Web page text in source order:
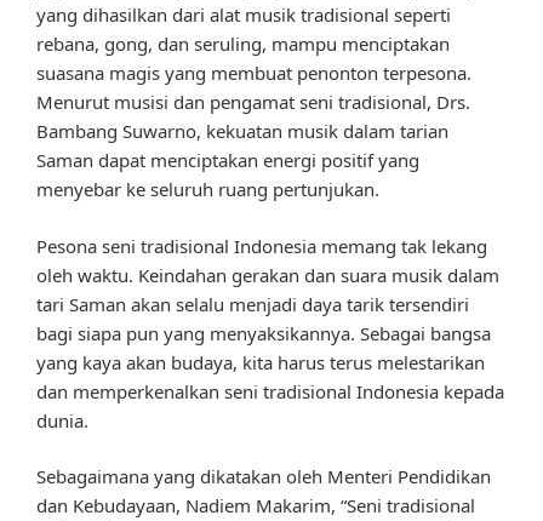
yang dihasilkan dari alat musik tradisional seperti
rebana, gong, dan seruling, mampu menciptakan
suasana magis yang membuat penonton terpesona.
Menurut musisi dan pengamat seni tradisional, Drs.
Bambang Suwarno, kekuatan musik dalam tarian
Saman dapat menciptakan energi positif yang
menyebar ke seluruh ruang pertunjukan.
Pesona seni tradisional Indonesia memang tak lekang
oleh waktu. Keindahan gerakan dan suara musik dalam
tari Saman akan selalu menjadi daya tarik tersendiri
bagi siapa pun yang menyaksikannya. Sebagai bangsa
yang kaya akan budaya, kita harus terus melestarikan
dan memperkenalkan seni tradisional Indonesia kepada
dunia.
Sebagaimana yang dikatakan oleh Menteri Pendidikan
dan Kebudayaan, Nadiem Makarim, “Seni tradisional